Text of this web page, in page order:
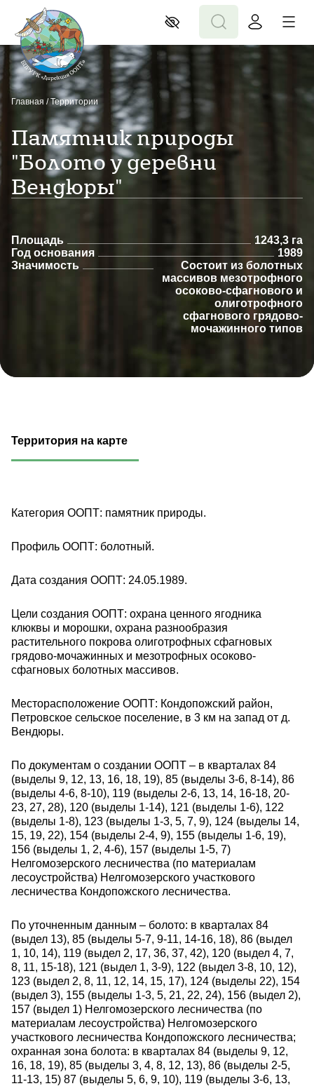
Главная /Территории
Памятник природы
"Болото у деревни
Вендюры"
Площадь
1243,3 га
Год основания
1989
Значимость
Состоит из болотных
массивов мезотрофного
осоково-сфагнового и
олиготрофного
сфагнового грядово-
мочажинного типов
Территория на карте
Категория ООПТ: памятник природы.
Профиль ООПТ: болотный.
Дата создания ООПТ: 24.05.1989.
Цели создания ООПТ: охрана ценного ягодника
клюквы и морошки, охрана разнообразия
растительного покрова олиготрофных сфагновых
грядово-мочажинных и мезотрофных осоково-
сфагновых болотных массивов.
Месторасположение ООПТ: Кондопожский район,
Петровское сельское поселение, в 3 км на запад от д.
Вендюры.
По документам о создании ООПТ – в кварталах 84
(выделы 9, 12, 13, 16, 18, 19), 85 (выделы 3-6, 8-14), 86
(выделы 4-6, 8-10), 119 (выделы 2-6, 13, 14, 16-18, 20-
23, 27, 28), 120 (выделы 1-14), 121 (выделы 1-6), 122
(выделы 1-8), 123 (выделы 1-3, 5, 7, 9), 124 (выделы 14,
15, 19, 22), 154 (выделы 2-4, 9), 155 (выделы 1-6, 19),
156 (выделы 1, 2, 4-6), 157 (выделы 1-5, 7)
Нелгомозерского лесничества (по материалам
лесоустройства) Нелгомозерского участкового
лесничества Кондопожского лесничества.
По уточненным данным – болото: в кварталах 84
(выдел 13), 85 (выделы 5-7, 9-11, 14-16, 18), 86 (выдел
1, 10, 14), 119 (выдел 2, 17, 36, 37, 42), 120 (выдел 4, 7,
8, 11, 15-18), 121 (выдел 1, 3-9), 122 (выдел 3-8, 10, 12),
123 (выдел 2, 8, 11, 12, 14, 15, 17), 124 (выделы 22), 154
(выдел 3), 155 (выделы 1-3, 5, 21, 22, 24), 156 (выдел 2),
157 (выдел 1) Нелгомозерского лесничества (по
материалам лесоустройства) Нелгомозерского
участкового лесничества Кондопожского лесничества;
охранная зона болота: в кварталах 84 (выделы 9, 12,
16, 18, 19), 85 (выделы 3, 4, 8, 12, 13), 86 (выделы 2-5,
11-13, 15) 87 (выделы 5, 6, 9, 10), 119 (выделы 3-6, 13,